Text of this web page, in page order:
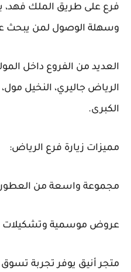
فرع على طريق الملك فهد،
وسهلة الوصول لمن يبحث
العديد من الفروع داخل
الرياض جاليري، النخيل
الكبرى.
مميزات زيارة فرع الرياض:
مجموعة واسعة من العطور
عروض موسمية وتشكيلات
متجر أنيق يوفر تجربة تسوق